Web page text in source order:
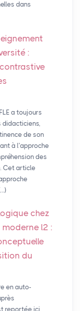
dans
:
a toujours
didacticiens,
de son
à l’approche
des
Cet article
chez
l2 :
du
en auto-
reportée ici,